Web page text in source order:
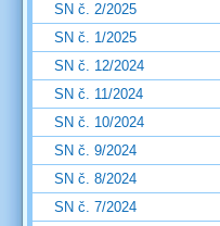
SN č. 2/2025
SN č. 1/2025
SN č. 12/2024
SN č. 11/2024
SN č. 10/2024
SN č. 9/2024
SN č. 8/2024
SN č. 7/2024